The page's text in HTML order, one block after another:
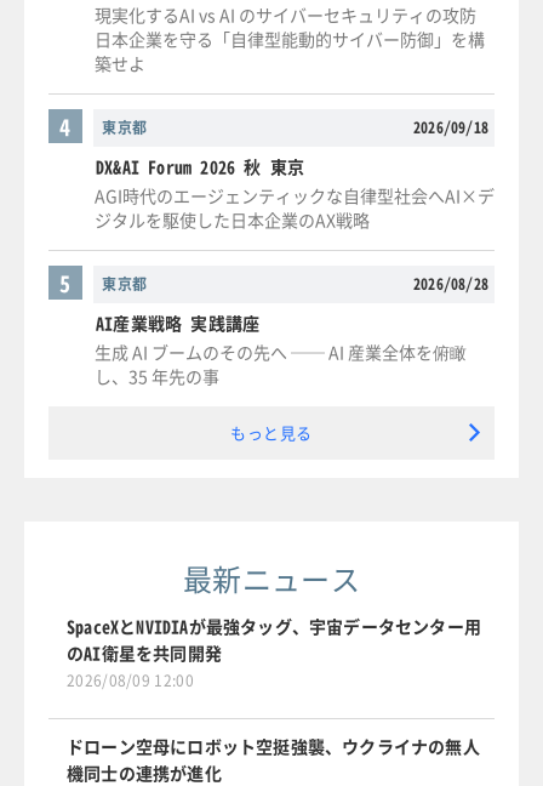
現実化するAI vs AI のサイバーセキュリティの攻防
日本企業を守る「自律型能動的サイバー防御」を構
築せよ
東京都 2026/09/18
4
DX&AI Forum 2026 秋 東京
AGI時代のエージェンティックな自律型社会へAI×デ
ジタルを駆使した日本企業のAX戦略
東京都 2026/08/28
5
AI産業戦略 実践講座
生成 AI ブームのその先へ ── AI 産業全体を俯瞰
し、35 年先の事
もっと見る
最新ニュース
SpaceXとNVIDIAが最強タッグ、宇宙データセンター用
のAI衛星を共同開発
2026/08/09 12:00
ドローン空母にロボット空挺強襲、ウクライナの無人
機同士の連携が進化